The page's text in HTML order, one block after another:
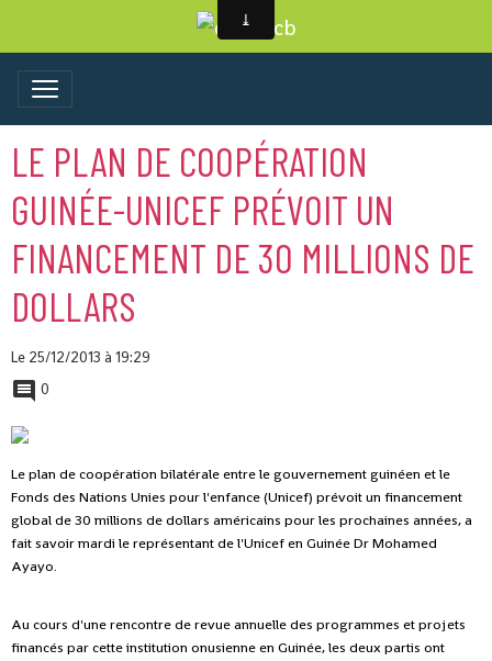
LE PLAN DE COOPÉRATION
GUINÉE-UNICEF PRÉVOIT UN
FINANCEMENT DE 30 MILLIONS DE
DOLLARS
Le 25/12/2013 à 19:29
0
Le plan de coopération bilatérale entre le gouvernement guinéen et le
Fonds des Nations Unies pour l'enfance (Unicef) prévoit un financement
global de 30 millions de dollars américains pour les prochaines années, a
fait savoir mardi le représentant de l'Unicef en Guinée Dr Mohamed
Ayayo.
Au cours d'une rencontre de revue annuelle des programmes et projets
financés par cette institution onusienne en Guinée, les deux partis ont